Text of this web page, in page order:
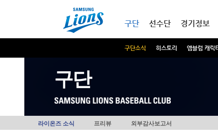
구단
구단소식 히스토리 엠블럼 캐릭
선수단 경기정보
구단
라이온즈 소식 프리뷰 외부감사보고서